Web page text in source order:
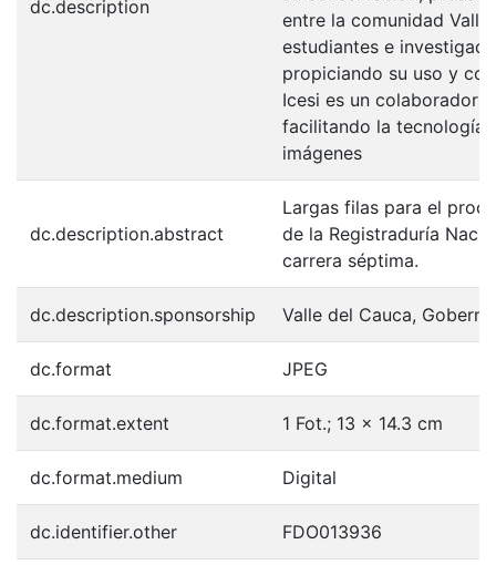
dc.description
entre la comunidad
estudiantes e
propiciando su uso y
Icesi es un colaborador
facilitando la tecnología
imágenes
dc.description.abstract
Largas filas para el
de la Registraduría
carrera séptima.
dc.description.sponsorship Valle del Cauca,
dc.format JPEG
dc.format.extent 1 Fot.; 13 x 14.3 cm
dc.format.medium Digital
dc.identifier.other FDO013936